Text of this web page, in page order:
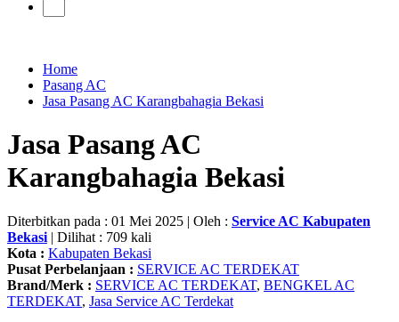
Home
Pasang AC
Jasa Pasang AC Karangbahagia Bekasi
Jasa Pasang AC
Karangbahagia Bekasi
Diterbitkan pada : 01 Mei 2025 | Oleh : Service AC Kabupaten
Bekasi | Dilihat : 709 kali
Kota : Kabupaten Bekasi
Pusat Perbelanjaan : SERVICE AC TERDEKAT
Brand/Merk : SERVICE AC TERDEKAT, BENGKEL AC
TERDEKAT, Jasa Service AC Terdekat